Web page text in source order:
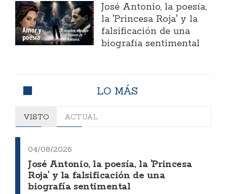
José Antonio, la poesía,
la 'Princesa Roja' y la
falsificación de una
biografía sentimental
LO MÁS
VISTO ACTUAL
04/08/2026
José Antonio, la poesía, la 'Princesa
Roja' y la falsificación de una
biografía sentimental